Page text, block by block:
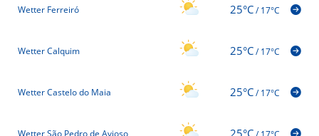
Wetter Ferreiró 25°C/17°C
Wetter Calquim 25°C/17°C
Wetter Castelo do Maia 25°C/17°C